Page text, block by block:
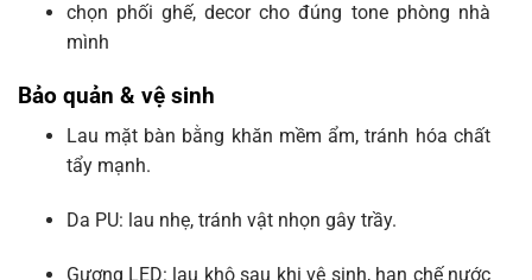
chọn phối ghế, decor cho đúng tone phòng nhà
mình
Bảo quản & vệ sinh
Lau mặt bàn bằng khăn mềm ẩm, tránh hóa chất
tẩy mạnh.
Da PU: lau nhẹ, tránh vật nhọn gây trầy.
Gương LED: lau khô sau khi vệ sinh, hạn chế nước